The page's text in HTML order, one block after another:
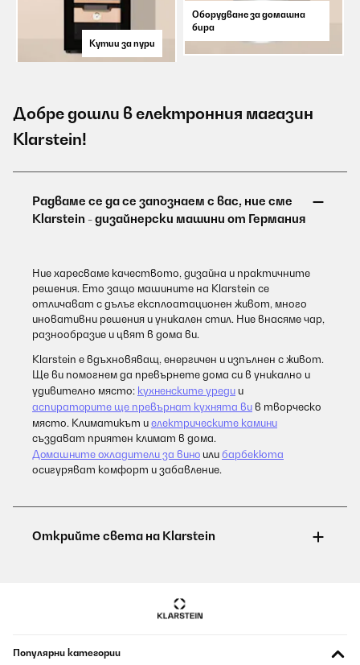
Кутии за пури
Оборудване за домашна
бира
Добре дошли в електронния магазин
Klarstein!
Ние харесваме качеството, дизайна и практичните
решения. Ето защо машините на Klarstein се
отличават с дълъг експлоатационен живот, много
иновативни решения и уникален стил. Ние внасяме чар,
разнообразие и цвят в дома ви.
Klarstein е вдъхновяващ, енергичен и изпълнен с живот.
Ще ви помогнем да превърнете дома си в уникално и
удивително място: кухненските уреди и
аспираторите ще превърнат кухнята ви в творческо
място. Климатикът иелектрическите камини
създават приятен климат в дома.
Домашните охладители за вино илибарбекюта
осигуряват комфорт и забавление.
Популярни категории